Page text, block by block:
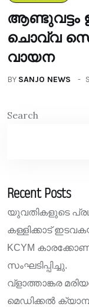
ആണ്ടുവട്ടം
ചൊവ്വ
വായന
BY SANJO NEWS
Search
Recent Posts
യുവതികളുടെ
കള്ളിക്കാട്
KCYM
സംഘടിപ്പിച്ചു.
വ്ളാത്താങ്കര
മെഡിക്കൽ ക്യാമ്പ്